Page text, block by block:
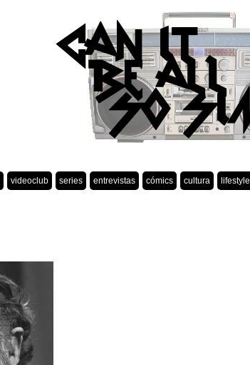
videoclub series entrevistas cómics cultura lifestyle